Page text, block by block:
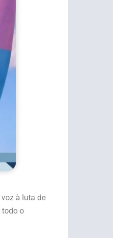
à luta de
todo o